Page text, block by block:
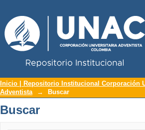
Buscar
Inicio | Repositorio Institucional Corporación
Adventista
→ Buscar
Buscar